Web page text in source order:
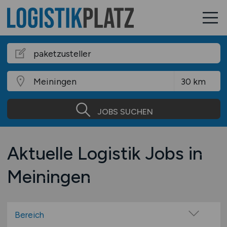
JOBS SUCHEN
Aktuelle Logistik Jobs in
Meiningen
Bereich